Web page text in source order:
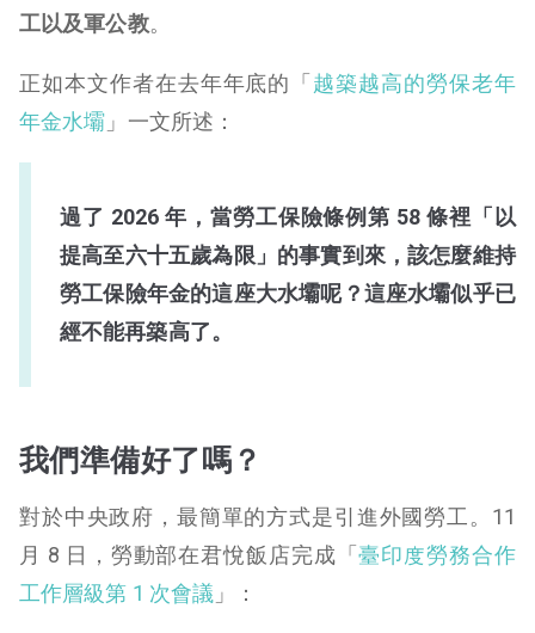
工以及軍公教。
正如本文作者在去年年底的「 越築越高的勞保老年
年金水壩 」一文所述：
過了 2026 年，當勞工保險條例第 58 條裡「以
提高至六十五歲為限」的事實到來，該怎麼維持
勞工保險年金的這座大水壩呢？這座水壩似乎已
經不能再築高了。
我們準備好了嗎？
對於中央政府，最簡單的方式是引進外國勞工。11
月 8 日，勞動部在君悅飯店完成「臺印度勞務合作
工作層級第 1 次會議 」：